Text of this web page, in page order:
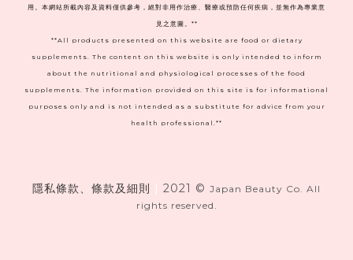
用。本網站所載內容及資料僅供參考，絕對非用作治療、醫療或預防任何疾病，並無作為專業意
見之意圖。**
**All products presented on this website are food or dietary
supplements. The content on this website is only intended to inform
about the nutritional and physiological processes of the food
supplements. The information provided on this site is for informational
purposes only and is not intended as a substitute for advice from your
health professional.**
隱私條款、條款及細則 2021 © Japan Beauty Co. All
rights reserved.